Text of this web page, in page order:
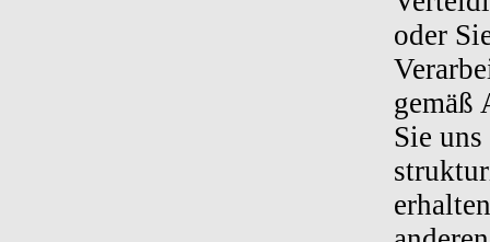
oder
gemäß
Sie